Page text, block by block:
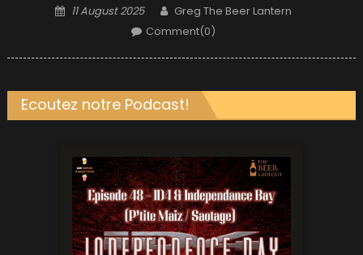
Posted
11 August 2025 Author
Greg The Beer Lantern
Comment(0)
Ecoutez notre Podcast!